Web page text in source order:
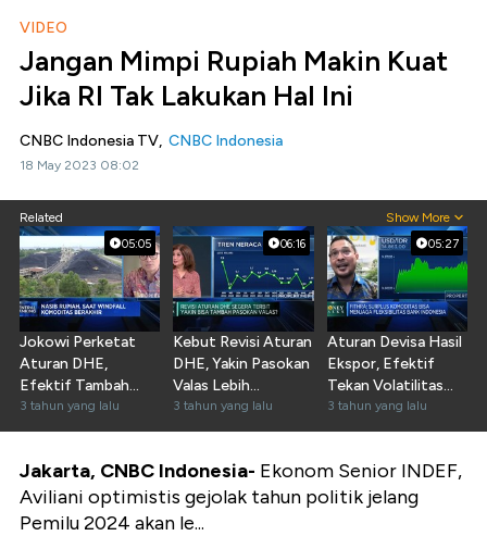
VIDEO
Jangan Mimpi Rupiah Makin Kuat
Jika RI Tak Lakukan Hal Ini
CNBC Indonesia TV, CNBC Indonesia
18 May 2023 08:02
Related Show More
05:05
Jokowi Perketat
Aturan DHE,
Efektif Tambah
Pundi-pundi Valas?
3 tahun yang lalu
06:16
Kebut Revisi Aturan
DHE, Yakin Pasokan
Valas Lebih
Optimal?
3 tahun yang lalu
05:27
Aturan Devisa Hasil
Ekspor, Efektif
Tekan Volatilitas
Rupiah?
3 tahun yang lalu
Jakarta, CNBC Indonesia- Ekonom Senior INDEF,
Aviliani optimistis gejolak tahun politik jelang
Pemilu 2024 akan le...